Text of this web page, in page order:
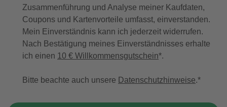
Zusammenführung und Analyse meiner Kaufdaten,
Coupons und Kartenvorteile umfasst, einverstanden.
Mein Einverständnis kann ich jederzeit widerrufen.
Nach Bestätigung meines Einverständnisses erhalte
ich einen 10 € Willkommensgutschein*.
Bitte beachte auch unsere Datenschutzhinweise.